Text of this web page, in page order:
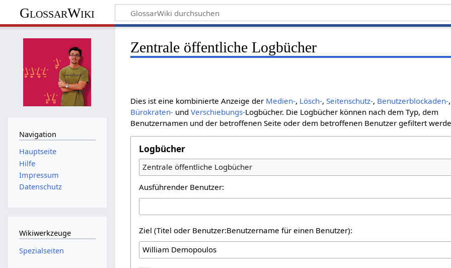
GlossarWiki
Zentrale öffentliche Logbücher
Dies ist eine kombinierte Anzeige der Medien-, Lösch-,Seitenschutz-, Benutzerblockaden-,
Bürokraten- undVerschiebungs-Logbücher. Die Logbücher können nach dem Typ, dem
Benutzernamen und der betroffenen Seite oder dem betroffenen Benutzer gefiltert
Logbücher
Zentrale öffentliche Logbücher
Ausführender Benutzer:
Ziel (Titel oder Benutzer:Benutzername für einen Benutzer):
Navigation
Hauptseite
Hilfe
Impressum
Datenschutz
Wikiwerkzeuge
Spezialseiten